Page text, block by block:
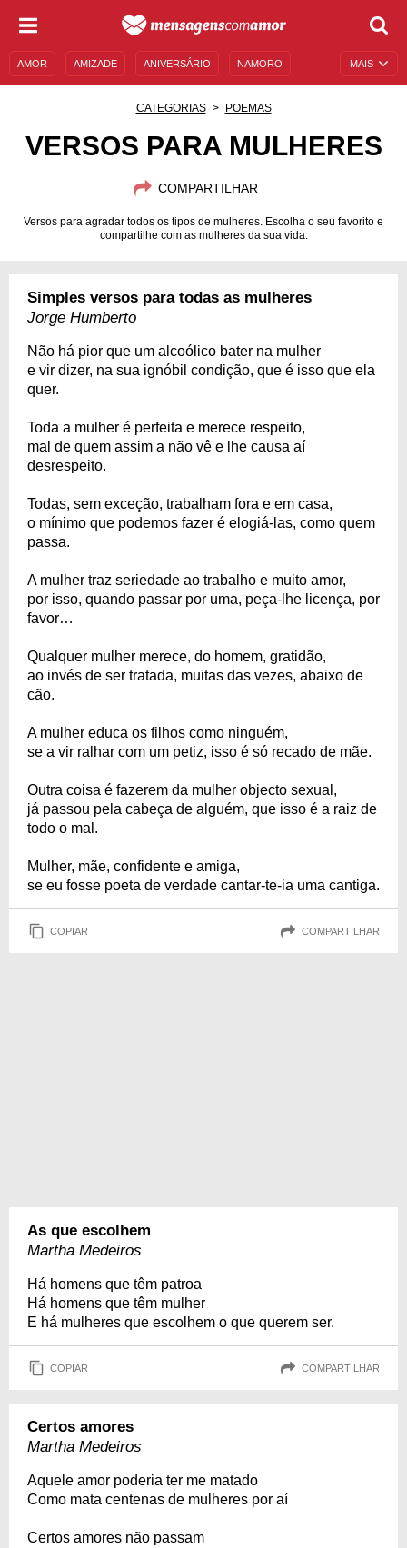
MAIS
AMOR AMIZADE ANIVERSÁRIO NAMORO
CATEGORIAS POEMAS
VERSOS PARA MULHERES
COMPARTILHAR
Versos para agradar todos os tipos de mulheres. Escolha o seu favorito e
compartilhe com as mulheres da sua vida.
Simples versos para todas as mulheres
Jorge Humberto
Não há pior que um alcoólico bater na mulher
e vir dizer, na sua ignóbil condição, que é isso que ela
quer.
Toda a mulher é perfeita e merece respeito,
mal de quem assim a não vê e lhe causa aí
desrespeito.
Todas, sem exceção, trabalham fora e em casa,
o mínimo que podemos fazer é elogiá-las, como quem
passa.
A mulher traz seriedade ao trabalho e muito amor,
por isso, quando passar por uma, peça-lhe licença, por
favor…
Qualquer mulher merece, do homem, gratidão,
ao invés de ser tratada, muitas das vezes, abaixo de
cão.
A mulher educa os filhos como ninguém,
se a vir ralhar com um petiz, isso é só recado de mãe.
Outra coisa é fazerem da mulher objecto sexual,
já passou pela cabeça de alguém, que isso é a raiz de
todo o mal.
Mulher, mãe, confidente e amiga,
se eu fosse poeta de verdade cantar-te-ia uma cantiga.
COPIAR COMPARTILHAR
As que escolhem
Martha Medeiros
Há homens que têm patroa
Há homens que têm mulher
E há mulheres que escolhem o que querem ser.
COPIAR COMPARTILHAR
Certos amores
Martha Medeiros
Aquele amor poderia ter me matado
Como mata centenas de mulheres por aí
Certos amores não passam